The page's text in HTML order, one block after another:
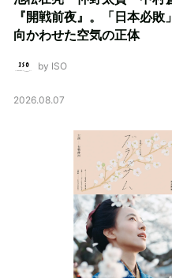
『開戦前夜』。「日本必敗
向かわせた空気の正体
by ISO
2026.08.07